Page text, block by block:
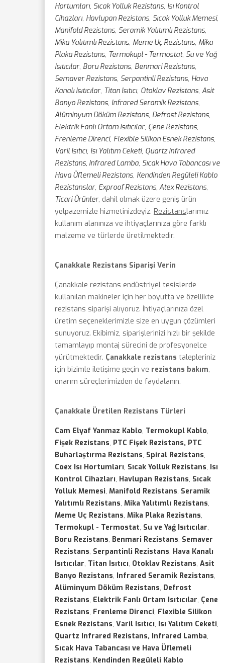
Hortumları, Sıcak Yolluk Rezistans, Isı Kontrol
Cihazları, Havlupan Rezistans, Sıcak Yolluk Memesi,
Manifold Rezistans, Seramik Yalıtımlı Rezistans,
Mika Yalıtımlı Rezistans, Meme Uç Rezistans, Mika
Plaka Rezistans, Termokupl - Termostat, Su ve Yağ
Isıtıcılar, Boru Rezistans, Benmari Rezistans,
Semaver Rezistans, Serpantinli Rezistans, Hava
Kanalı Isıtıcılar, Titan Isıtıcı, Otoklav Rezistans, Asit
Banyo Rezistans, Infrared Seramik Rezistans,
Alüminyum Döküm Rezistans, Defrost Rezistans,
Elektrik Fanlı Ortam Isıtıcılar, Çene Rezistans,
Frenleme Direnci, Flexible Silikon Esnek Rezistans,
Varil Isıtıcı, Isı Yalıtım Ceketi, Quartz Infrared
Rezistans, Infrared Lamba, Sıcak Hava Tabancası ve
Hava Üflemeli Rezistans, Kendinden Regüleli Kablo
Rezistanslar, Exproof Rezistans, Atex Rezistans,
Ticari Ürünler, dahil olmak üzere geniş ürün
yelpazemizle hizmetinizdeyiz. Rezistanslarımız
kullanım alanınıza ve ihtiyaçlarınıza göre farklı
malzeme ve türlerde üretilmektedir.
Çanakkale Rezistans Siparişi Verin
Çanakkale rezistans endüstriyel tesislerde
kullanılan makineler için her boyutta ve özellikte
rezistans siparişi alıyoruz. İhtiyaçlarınıza özel
üretim seçeneklerimizle size en uygun çözümleri
sunuyoruz. Ekibimiz, siparişlerinizi hızlı bir şekilde
tamamlayıp montaj sürecini de profesyonelce
yürütmektedir. Çanakkale rezistans talepleriniz
için bizimle iletişime geçin ve rezistans bakım,
onarım süreçlerimizden de faydalanın.
Çanakkale Üretilen Rezistans Türleri
Cam Elyaf Yanmaz Kablo, Termokupl Kablo,
Fişek Rezistans, PTC Fişek Rezistans, PTC
Buharlaştırma Rezistans, Spiral Rezistans,
Coex Isı Hortumları, Sıcak Yolluk Rezistans, Isı
Kontrol Cihazları, Havlupan Rezistans, Sıcak
Yolluk Memesi, Manifold Rezistans, Seramik
Yalıtımlı Rezistans, Mika Yalıtımlı Rezistans,
Meme Uç Rezistans, Mika Plaka Rezistans,
Termokupl - Termostat, Su ve Yağ Isıtıcılar,
Boru Rezistans, Benmari Rezistans, Semaver
Rezistans, Serpantinli Rezistans, Hava Kanalı
Isıtıcılar, Titan Isıtıcı, Otoklav Rezistans, Asit
Banyo Rezistans, Infrared Seramik Rezistans,
Alüminyum Döküm Rezistans, Defrost
Rezistans, Elektrik Fanlı Ortam Isıtıcılar, Çene
Rezistans, Frenleme Direnci, Flexible Silikon
Esnek Rezistans, Varil Isıtıcı, Isı Yalıtım Ceketi,
Quartz Infrared Rezistans, Infrared Lamba,
Sıcak Hava Tabancası ve Hava Üflemeli
Rezistans, Kendinden Regüleli Kablo